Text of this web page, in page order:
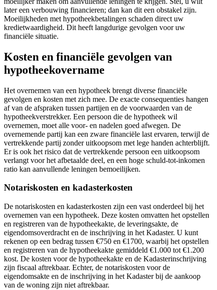
later een verbouwing financieren; dan kan dit een obstakel zijn.
Moeilijkheden met hypotheekbetalingen schaden direct uw
kredietwaardigheid. Dit heeft langdurige gevolgen voor uw
financiële situatie.
Kosten en financiële gevolgen van
hypotheekovername
Het overnemen van een hypotheek brengt diverse financiële
gevolgen en kosten met zich mee. De exacte consequenties hangen
af van de afspraken tussen partijen en de voorwaarden van de
hypotheekverstrekker. Een persoon die de hypotheek wil
overnemen, moet alle voor- en nadelen goed afwegen. De
overnemende partij kan een zware financiële last ervaren, terwijl de
vertrekkende partij zonder uitkoopsom met lege handen achterblijft.
Er is ook het risico dat de vertrekkende persoon een uitkoopsom
verlangt voor het afbetaalde deel, en een hoge schuld-tot-inkomen
ratio kan aanvullende leningen bemoeilijken.
Notariskosten en kadasterkosten
De notariskosten en kadasterkosten zijn een vast onderdeel bij het
overnemen van een hypotheek. Deze kosten omvatten het opstellen
en registreren van de hypotheekakte, de leveringsakte, de
eigendomsoverdracht en de inschrijving in het Kadaster. U kunt
rekenen op een bedrag tussen €750 en €1700, waarbij het opstellen
en registreren van de hypotheekakte gemiddeld €1.000 tot €1.200
kost. De kosten voor de hypotheekakte en de Kadasterinschrijving
zijn fiscaal aftrekbaar. Echter, de notariskosten voor de
eigendomsakte en de inschrijving in het Kadaster bij de aankoop
van de woning zijn niet aftrekbaar.